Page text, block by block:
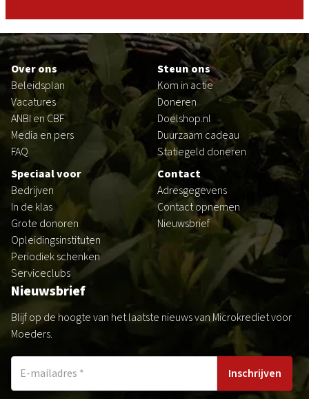
Footer
Over ons
Beleidsplan
Vacatures
ANBI en CBF
Media en pers
FAQ
Steun ons
Kom in actie
Doneren
Doelshop.nl
Duurzaam cadeau
Statiegeld doneren
Speciaal voor
Bedrijven
In de klas
Grote donoren
Opleidingsinstituten
Periodiek schenken
Serviceclubs
Contact
Adresgegevens
Contact opnemen
Nieuwsbrief
Nieuwsbrief
Blijf op de hoogte van het laatste nieuws van Microkrediet voor
Moeders.
Inschrijven